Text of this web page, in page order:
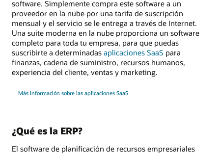
software. Simplemente compra este software a un
proveedor en la nube por una tarifa de suscripción
mensual y el servicio se le entrega a través de Internet.
Una suite moderna en la nube proporciona un software
completo para toda tu empresa, para que puedas
suscribirte a determinadas aplicaciones SaaS para
finanzas, cadena de suministro, recursos humanos,
experiencia del cliente, ventas y marketing.
Más información sobre las aplicaciones SaaS
¿Qué es la ERP?
El software de planificación de recursos empresariales